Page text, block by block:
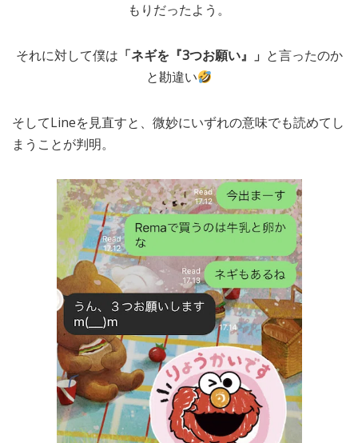
もりだったよう。
それに対して僕は 「ネギを『3つお願い』」 と言ったのか
と勘違い
そしてLineを見直すと、微妙にいずれの意味でも読めてし
まうことが判明。